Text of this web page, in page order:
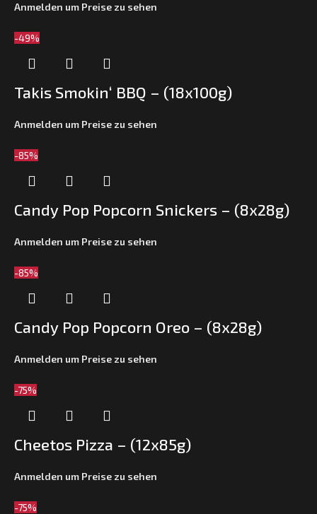
Anmelden um Preise zu sehen
-49%
Takis Smokin‘ BBQ – (18x100g)
Anmelden um Preise zu sehen
-85%
Candy Pop Popcorn Snickers – (8x28g)
Anmelden um Preise zu sehen
-85%
Candy Pop Popcorn Oreo – (8x28g)
Anmelden um Preise zu sehen
-75%
Cheetos Pizza – (12x85g)
Anmelden um Preise zu sehen
-75%